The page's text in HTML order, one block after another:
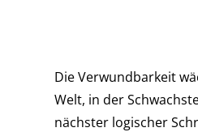
Die Verwundbarkeit
Welt, in der
nächster logischer